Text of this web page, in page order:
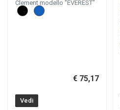
Clement modello "EVEREST"
€ 75,17
Vedi